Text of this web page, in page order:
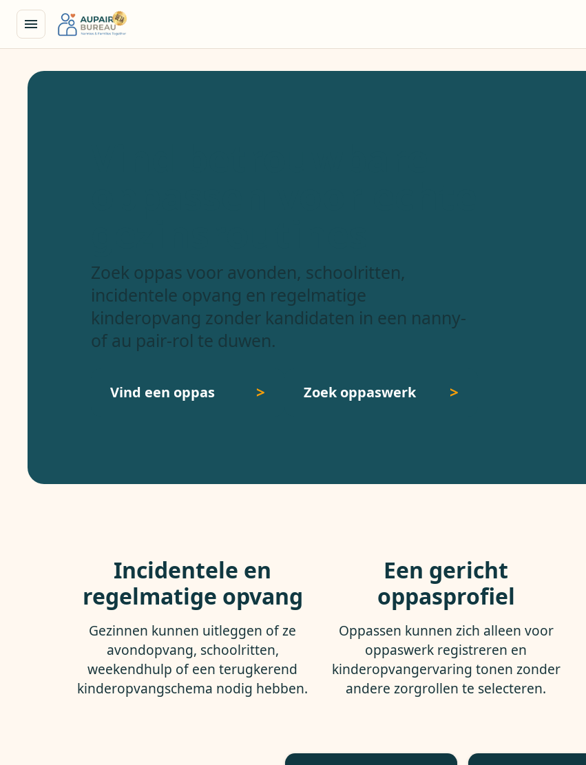
Zoek oppas voor avonden, schoolritten,
incidentele opvang en regelmatige
kinderopvang zonder kandidaten in een nanny-
of au pair-rol te duwen.
Vind een oppas Zoek oppaswerk
Incidentele en
regelmatige opvang
Gezinnen kunnen uitleggen of ze
avondopvang, schoolritten,
weekendhulp of een terugkerend
kinderopvangschema nodig hebben.
Een gericht
oppasprofiel
Oppassen kunnen zich alleen voor
oppaswerk registreren en
kinderopvangervaring tonen zonder
andere zorgrollen te selecteren.